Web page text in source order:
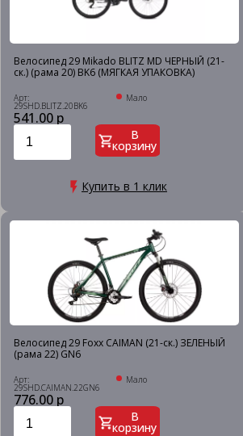
Велосипед 29 Mikado BLITZ MD ЧЕРНЫЙ (21-
ск.) (рама 20) BK6 (МЯГКАЯ УПАКОВКА)
Арт:
29SHD.BLITZ.20BK6
Мало
541.00 р
В
корзину
Купить в 1 клик
Велосипед 29 Foxx CAIMAN (21-ск.) ЗЕЛЕНЫЙ
(рама 22) GN6
Арт:
29SHD.CAIMAN.22GN6
Мало
776.00 р
В
корзину